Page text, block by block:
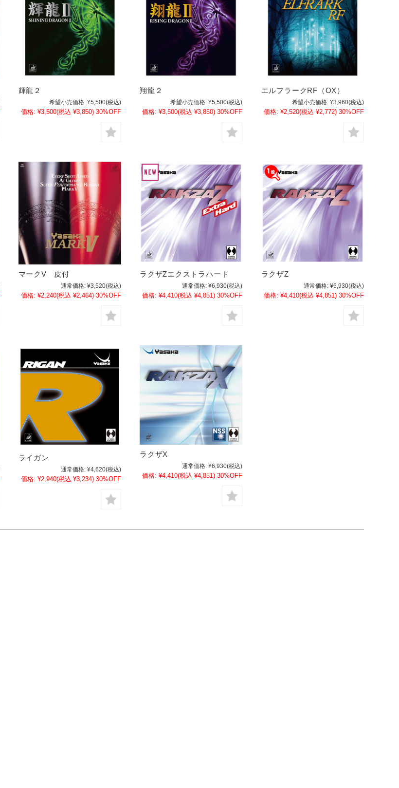
輝龍２
希望小売価格: ¥5,500(税込)
価格: ¥3,500(税込 ¥3,850) 30%OFF
翔龍２
希望小売価格: ¥5,500(税込)
価格: ¥3,500(税込 ¥3,850) 30%OFF
エルフラークRF（OX）
希望小売価格: ¥3,960(税込)
価格: ¥2,520(税込 ¥2,772) 30%OFF
マークV 皮付
通常価格: ¥3,520(税込)
価格: ¥2,240(税込 ¥2,464) 30%OFF
ラクザZエクストラハード
通常価格: ¥6,930(税込)
価格: ¥4,410(税込 ¥4,851) 30%OFF
ラクザZ
通常価格: ¥6,930(税込)
価格: ¥4,410(税込 ¥4,851) 30%OFF
ライガン
通常価格: ¥4,620(税込)
価格: ¥2,940(税込 ¥3,234) 30%OFF
ラクザX
通常価格: ¥6,930(税込)
価格: ¥4,410(税込 ¥4,851) 30%OFF